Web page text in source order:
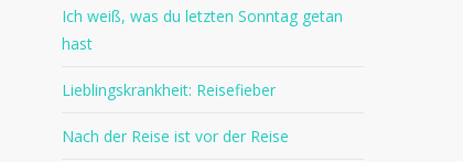
Ich weiß, was du letzten Sonntag getan
hast
Lieblingskrankheit: Reisefieber
Nach der Reise ist vor der Reise